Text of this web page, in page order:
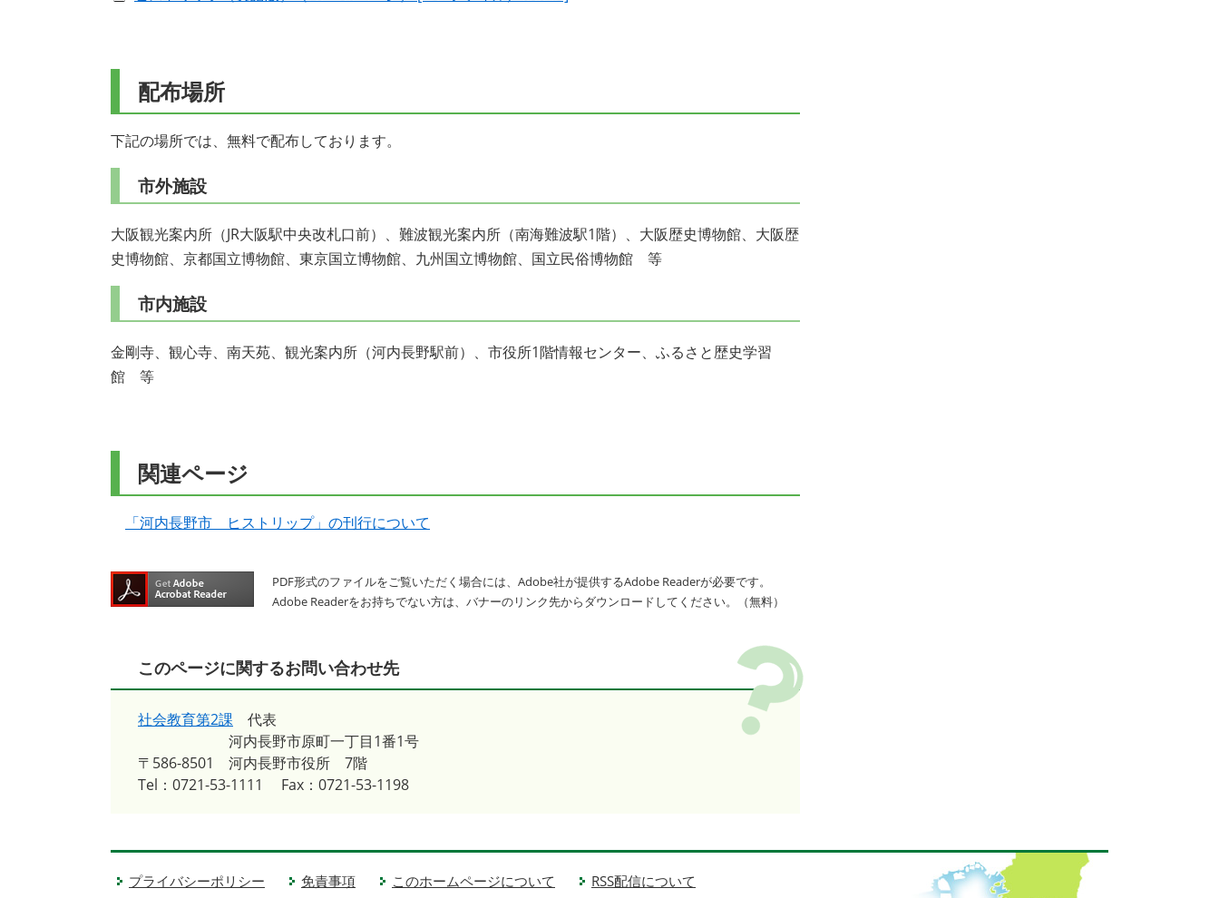
配布場所
下記の場所では、無料で配布しております。
市外施設
大阪観光案内所（JR大阪駅中央改札口前）、難波観光案内所（南海難波駅1階）、大阪歴史博物館、大阪歴
史博物館、京都国立博物館、東京国立博物館、九州国立博物館、国立民俗博物館 等
市内施設
金剛寺、観心寺、南天苑、観光案内所（河内長野駅前）、市役所1階情報センター、ふるさと歴史学習
館 等
関連ページ
「河内長野市 ヒストリップ」の刊行について
PDF形式のファイルをご覧いただく場合には、Adobe社が提供するAdobe Readerが必要です。
Adobe Readerをお持ちでない方は、バナーのリンク先からダウンロードしてください。（無料）
このページに関するお問い合わせ先
社会教育第2課 代表
〒586-8501
河内長野市原町一丁目1番1号
河内長野市役所 7階
Tel：0721-53-1111
Fax：0721-53-1198
プライバシーポリシー 免責事項 このホームページについて RSS配信について